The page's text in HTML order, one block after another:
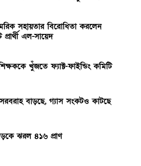
সহায়তার বিরোধিতা করলেন
প্রার্থী এল-সায়েদ
খুঁজতে ফ্যাক্ট-ফাইন্ডিং কমিটি
বাড়ছে, গ্যাস সংকটও কাটছে
ঝরল ৪১৬ প্রাণ